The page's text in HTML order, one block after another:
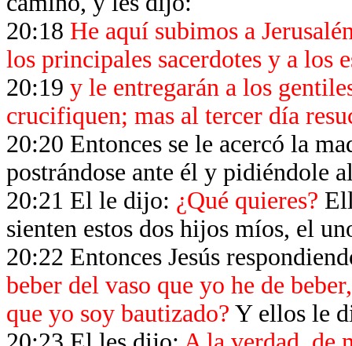
20:18 He aquí subimos a
los principales sacerdotes y a los
20:19 y le entregarán a los
crucifiquen; mas al tercer día
20:20 Entonces se le acercó la
postrándose ante él y pidiéndole
20:21 El le dijo: ¿Qué quieres?
sienten estos dos hijos míos, el
20:22 Entonces Jesús
beber del vaso que yo he de
que yo soy bautizado? Y ellos le